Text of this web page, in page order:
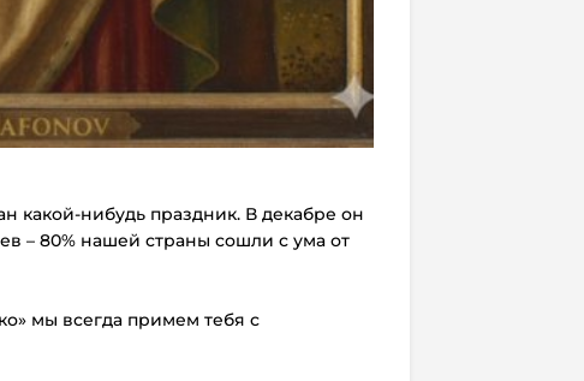
какой-нибудь праздник. В декабре он
– 80% нашей страны сошли с ума от
мы всегда примем тебя с